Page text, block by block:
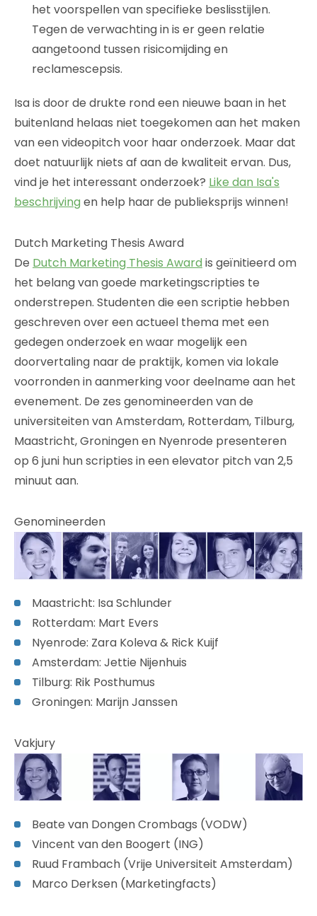
het voorspellen van specifieke beslisstijlen.
Tegen de verwachting in is er geen relatie
aangetoond tussen risicomijding en
reclamescepsis.
Isa is door de drukte rond een nieuwe baan in het
buitenland helaas niet toegekomen aan het maken
van een videopitch voor haar onderzoek. Maar dat
doet natuurlijk niets af aan de kwaliteit ervan. Dus,
vind je het interessant onderzoek? Like dan Isa's
beschrijving en help haar de publieksprijs winnen!
Dutch Marketing Thesis Award
De Dutch Marketing Thesis Award is geïnitieerd om
het belang van goede marketingscripties te
onderstrepen. Studenten die een scriptie hebben
geschreven over een actueel thema met een
gedegen onderzoek en waar mogelijk een
doorvertaling naar de praktijk, komen via lokale
voorronden in aanmerking voor deelname aan het
evenement. De zes genomineerden van de
universiteiten van Amsterdam, Rotterdam, Tilburg,
Maastricht, Groningen en Nyenrode presenteren
op 6 juni hun scripties in een elevator pitch van 2,5
minuut aan.
Genomineerden
Maastricht: Isa Schlunder
Rotterdam: Mart Evers
Nyenrode: Zara Koleva & Rick Kuijf
Amsterdam: Jettie Nijenhuis
Tilburg: Rik Posthumus
Groningen: Marijn Janssen
Vakjury
Beate van Dongen Crombags (VODW)
Vincent van den Boogert (ING)
Ruud Frambach (Vrije Universiteit Amsterdam)
Marco Derksen (Marketingfacts)